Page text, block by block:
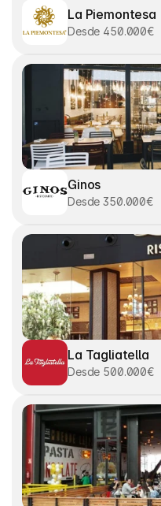
La Piemontesa
Desde 450.000€
Ginos
Desde 350.000€
La Tagliatella
Desde 500.000€